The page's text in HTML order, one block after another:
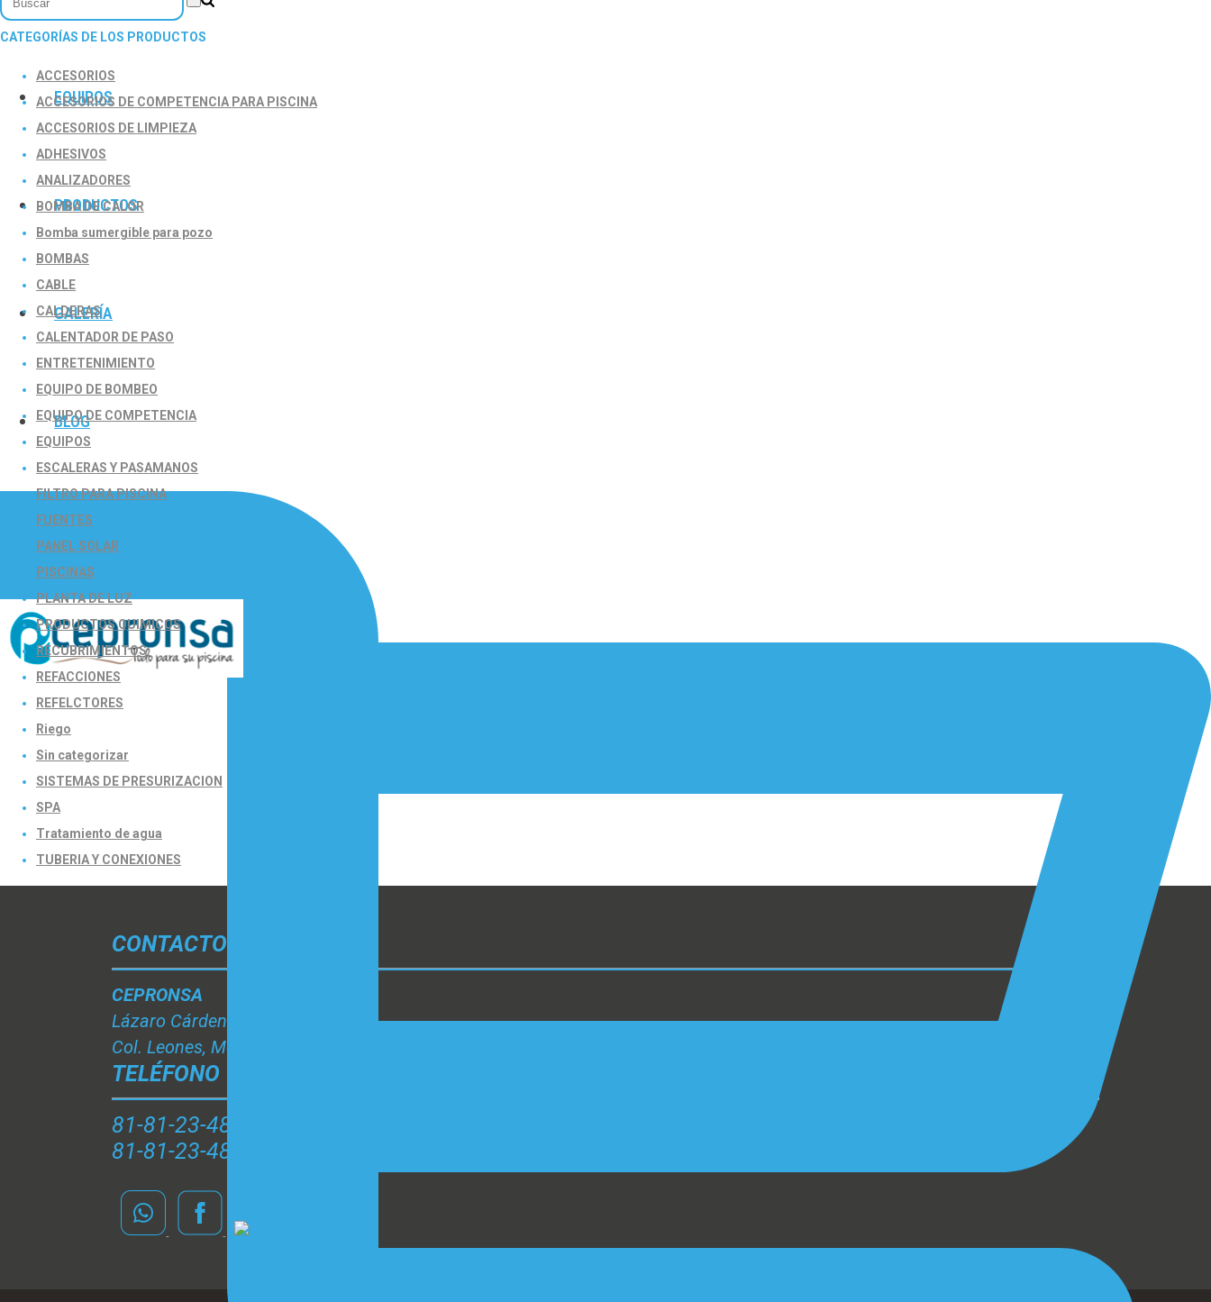
EQUIPOS
PRODUCTOS
GALERÍA
BLOG
CATEGORÍAS DE LOS PRODUCTOS
ACCESORIOS
ACCESORIOS DE COMPETENCIA PARA PISCINA
ACCESORIOS DE LIMPIEZA
ADHESIVOS
ANALIZADORES
BOMBA DE CALOR
Bomba sumergible para pozo
BOMBAS
CABLE
CALDERAS
CALENTADOR DE PASO
ENTRETENIMIENTO
EQUIPO DE BOMBEO
EQUIPO DE COMPETENCIA
EQUIPOS
ESCALERAS Y PASAMANOS
FILTRO PARA PISCINA
FUENTES
PANEL SOLAR
PISCINAS
PLANTA DE LUZ
PRODUCTOS QUIMICOS
RECUBRIMIENTOS
REFACCIONES
REFELCTORES
Riego
Sin categorizar
SISTEMAS DE PRESURIZACION
SPA
Tratamiento de agua
TUBERIA Y CONEXIONES
CONTACTO
CEPRONSA
Lázaro Cárdenas #212 A
Col. Leones, Monterrey N.L.
TELÉFONO
81-81-23-48-20
81-81-23-48-61 y 62